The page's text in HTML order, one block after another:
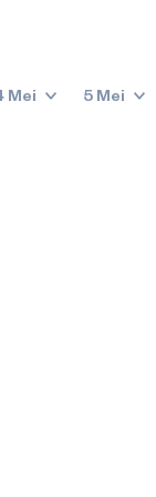
Mei 5 Mei